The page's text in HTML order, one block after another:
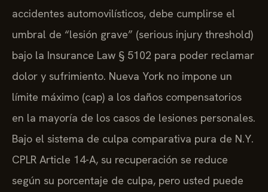
accidentes automovilísticos, debe cumplirse el
umbral de “lesión grave” (serious injury threshold)
bajo la Insurance Law § 5102 para poder reclamar
dolor y sufrimiento. Nueva York no impone un
límite máximo (cap) a los daños compensatorios
en la mayoría de los casos de lesiones personales.
Bajo el sistema de culpa comparativa pura de N.Y.
CPLR Article 14-A, su recuperación se reduce
según su porcentaje de culpa, pero usted puede